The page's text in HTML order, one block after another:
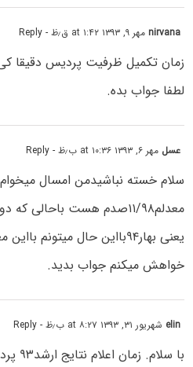
nirvanaمهر ۹, ۱۳۹۳ at ۱:۴۲ ق٫ظ - Reply
زمان تکمیل ظرفیت پردیس دقیقا
لطفا جواب بده.
عسل مهر ۶, ۱۳۹۳ at ۱۰:۳۶ ب٫ظ - Reply
سلام خسته نباشیدمن امسال
معدلم۱۱/۹۸صدم هست باحالی
یعنی بهار۹۴بااین حال
خواهش میکنم جواب بدید.
elin شهریور ۳۱, ۱۳۹۳ at ۸:۲۷ ب٫ظ - Reply
با سلام. زمان اعلام نتایج ارشد۹۳ پردیس دقیقا کی هست؟